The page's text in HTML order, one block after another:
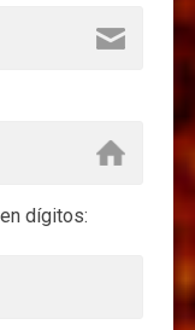
dígitos: